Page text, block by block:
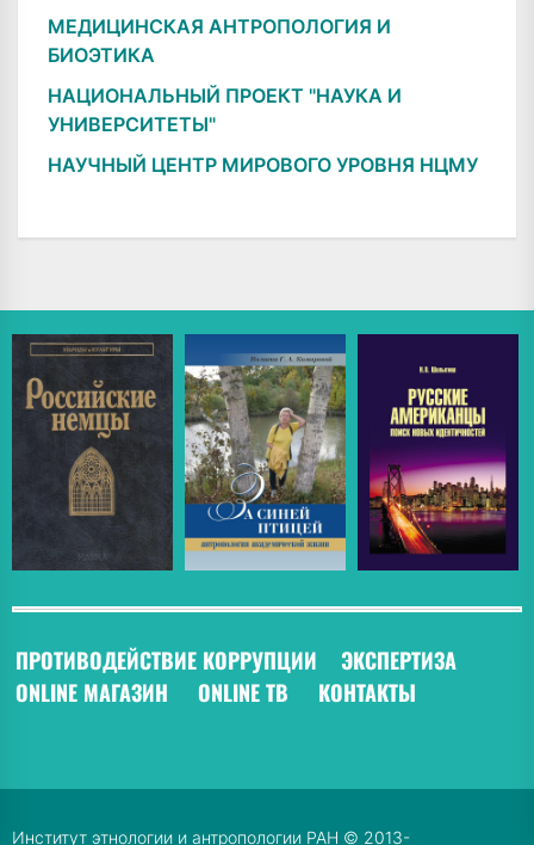
МЕДИЦИНСКАЯ АНТРОПОЛОГИЯ И
БИОЭТИКА
НАЦИОНАЛЬНЫЙ ПРОЕКТ "НАУКА И
УНИВЕРСИТЕТЫ"
НАУЧНЫЙ ЦЕНТР МИРОВОГО УРОВНЯ НЦМУ
ПРОТИВОДЕЙСТВИЕ КОРРУПЦИИ ЭКСПЕРТИЗА
ONLINE МАГАЗИН
ONLINE ТВ КОНТАКТЫ
Институт этнологии и антропологии РАН © 2013-